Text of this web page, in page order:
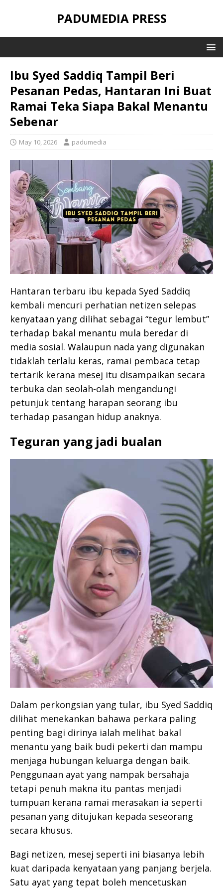
PADUMEDIA PRESS
Ibu Syed Saddiq Tampil Beri
Pesanan Pedas, Hantaran Ini Buat
Ramai Teka Siapa Bakal Menantu
Sebenar
May 10, 2026 padumedia
Hantaran terbaru ibu kepada Syed Saddiq
kembali mencuri perhatian netizen selepas
kenyataan yang dilihat sebagai “tegur lembut”
terhadap bakal menantu mula beredar di
media sosial. Walaupun nada yang digunakan
tidaklah terlalu keras, ramai pembaca tetap
tertarik kerana mesej itu disampaikan secara
terbuka dan seolah-olah mengandungi
petunjuk tentang harapan seorang ibu
terhadap pasangan hidup anaknya.
Teguran yang jadi bualan
Dalam perkongsian yang tular, ibu Syed Saddiq
dilihat menekankan bahawa perkara paling
penting bagi dirinya ialah melihat bakal
menantu yang baik budi pekerti dan mampu
menjaga hubungan keluarga dengan baik.
Penggunaan ayat yang nampak bersahaja
tetapi penuh makna itu pantas menjadi
tumpuan kerana ramai merasakan ia seperti
pesanan yang ditujukan kepada seseorang
secara khusus.
Bagi netizen, mesej seperti ini biasanya lebih
kuat daripada kenyataan yang panjang berjela.
Satu ayat yang tepat boleh mencetuskan